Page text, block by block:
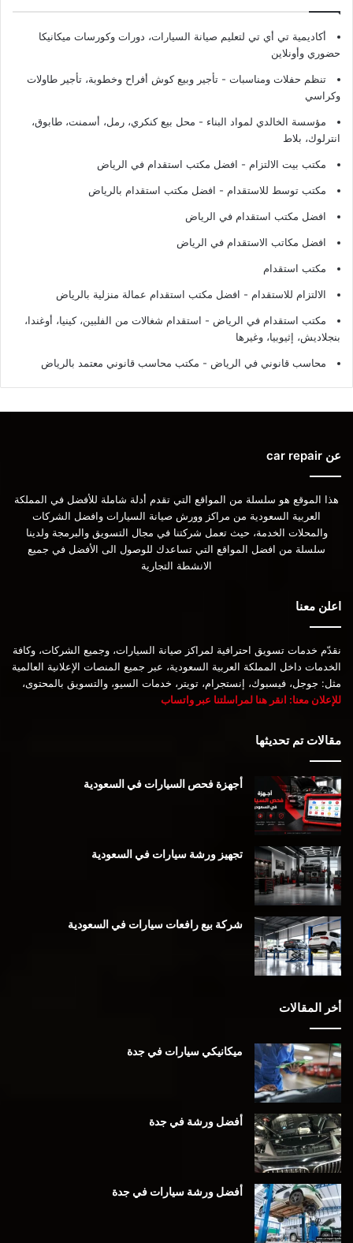
أكاديمية تي أي تي لتعليم صيانة السيارات، دورات وكورسات ميكانيكا
حضوري وأونلاين
تنظم حفلات ومناسبات - تأجير وبيع كوش أفراح وخطوبة، تأجير طاولات
وكراسي
مؤسسة الخالدي لمواد البناء - محل بيع كنكري، رمل، أسمنت، طابوق،
انترلوك، بلاط
مكتب بيت الالتزام - افضل مكتب استقدام في الرياض
مكتب توسط للاستقدام - افضل مكتب استقدام بالرياض
افضل مكتب استقدام في الرياض
افضل مكاتب الاستقدام في الرياض
مكتب استقدام
الالتزام للاستقدام - افضل مكتب استقدام عمالة منزلية بالرياض
مكتب استقدام في الرياض - استقدام شغالات من الفلبين، كينيا، أوغندا،
بنجلاديش، إثيوبيا، وغيرها
محاسب قانوني في الرياض - مكتب محاسب قانوني معتمد بالرياض
عن car repair
هذا الموقع هو سلسلة من المواقع التي تقدم أدلة شاملة للأفضل في المملكة
العربية السعودية من مراكز وورش صيانة السيارات وافضل الشركات
والمحلات الخدمة، حيث تعمل شركتنا في مجال التسويق والبرمجة ولدينا
سلسلة من افضل المواقع التي تساعدك للوصول الى الأفضل في جميع
الانشطة التجارية
اعلن معنا
نقدّم خدمات تسويق احترافية لمراكز صيانة السيارات، وجميع الشركات، وكافة
الخدمات داخل المملكة العربية السعودية، عبر جميع المنصات الإعلانية العالمية
مثل: جوجل، فيسبوك، إنستجرام، تويتر، خدمات السيو، والتسويق بالمحتوى،
للإعلان معنا: انقر هنا لمراسلتنا عبر واتساب
مقالات تم تحديثها
أجهزة فحص السيارات في السعودية
تجهيز ورشة سيارات في السعودية
شركة بيع رافعات سيارات في السعودية
أخر المقالات
ميكانيكي سيارات في جدة
أفضل ورشة في جدة
أفضل ورشة سيارات في جدة